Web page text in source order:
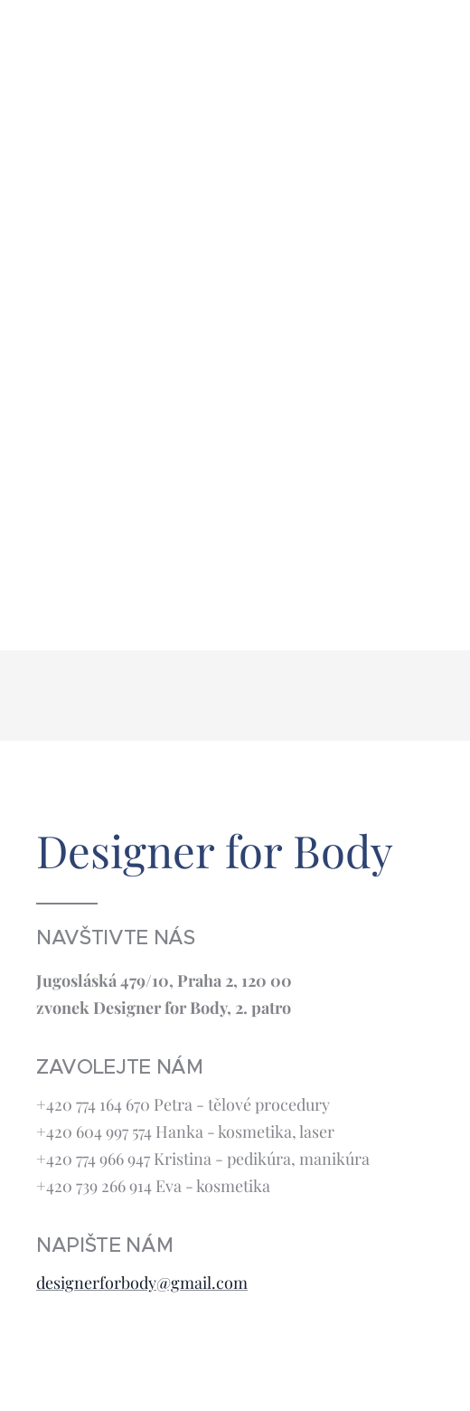
Designer for Body
NAVŠTIVTE NÁS
Jugosláská 479/10, Praha 2, 120 00
zvonek Designer for Body, 2. patro
ZAVOLEJTE NÁM
+420 774 164 670 Petra - tělové procedury
+420 604 997 574 Hanka - kosmetika, laser
+420 774 966 947 Kristina - pedikúra, manikúra
+420 739 266 914 Eva - kosmetika
NAPIŠTE NÁM
designerforbody@gmail.com